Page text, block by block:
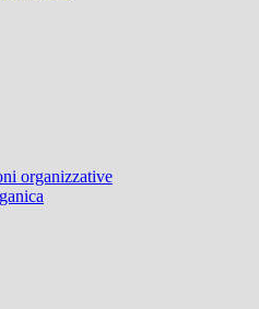
organizzative